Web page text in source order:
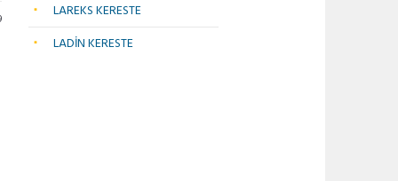
LAREKS KERESTE
LADİN KERESTE